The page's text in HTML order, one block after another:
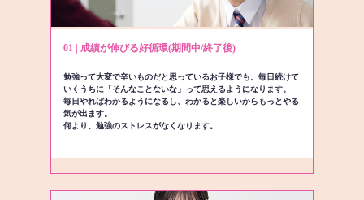
01 | 成績が伸びる好循環(期間中/終了後)
勉強って大変で辛いものだと思っているお子様でも、毎日続けて
いくうちに「そんなことないな」って思えるようになります。
毎日やればわかるようになるし、わかると楽しいからもっとやる
気が出ます。
何より、勉強のストレスがなくなります。